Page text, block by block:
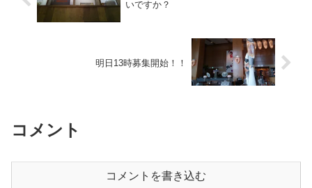
いですか？
明日13時募集開始！！
コメント
コメントを書き込む